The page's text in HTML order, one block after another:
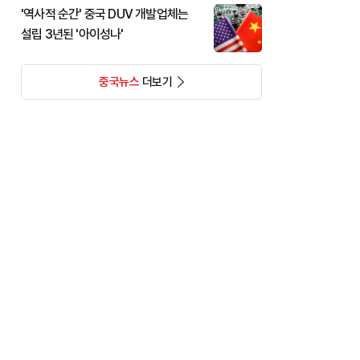
'역사적 순간' 중국 DUV 개발업체는
설립 3년된 '아이성나'
중국뉴스더보기